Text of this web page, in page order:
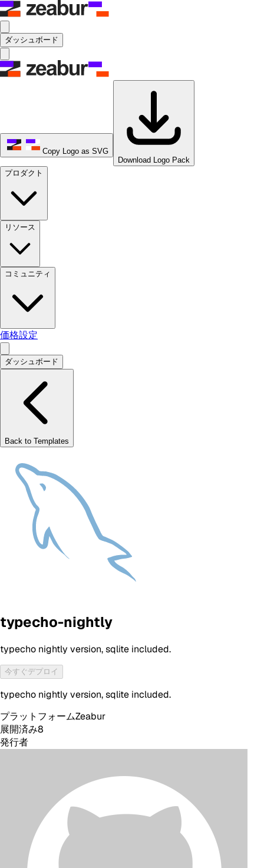
ダッシュボード
Copy Logo as SVG
Download Logo Pack
プロダクト
リソース
コミュニティ
価格設定
ダッシュボード
Back to Templates
typecho-nightly
typecho nightly version, sqlite included.
今すぐデプロイ
typecho nightly version, sqlite included.
プラットフォームZeabur
展開済み8
発行者